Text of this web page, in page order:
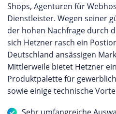
Shops, Agenturen für
Dienstleister. Wegen seiner
der hohen Nachfrage durch
sich Hetzner rasch ein
Deutschland ansässigen
Mittlerweile bietet Hetzner
Produktpalette für
sowie einige technische